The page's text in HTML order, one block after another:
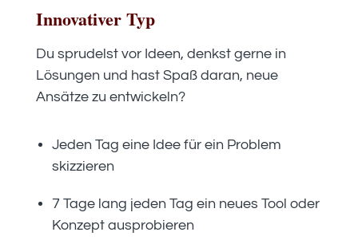
Innovativer Typ
Du sprudelst vor Ideen, denkst gerne in
Lösungen und hast Spaß daran, neue
Ansätze zu entwickeln?
Jeden Tag eine Idee für ein Problem
skizzieren
7 Tage lang jeden Tag ein neues Tool oder
Konzept ausprobieren